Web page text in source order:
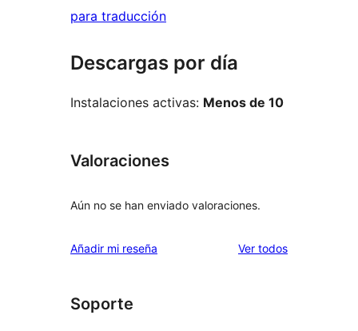
para traducción
Descargas por día
Instalaciones activas: Menos de 10
Valoraciones
Aún no se han enviado valoraciones.
Añadir mi reseña Ver todoslos
Soporte